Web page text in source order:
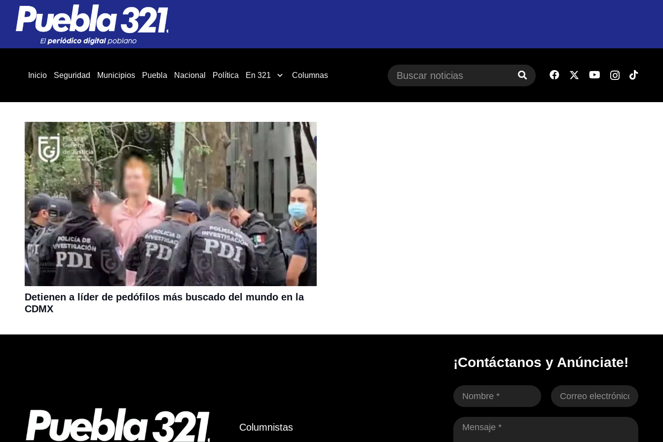
Inicio Seguridad Municipios Puebla Nacional Política En 321 Columnas
Detienen a líder de pedófilos más buscado del mundo en la
CDMX
Columnistas
¡Contáctanos y Anúnciate!